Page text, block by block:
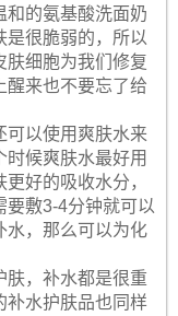
和的氨基酸洗面奶
是很脆弱的，所以
肤细胞为我们修复
醒来也不要忘了给
可以使用爽肤水来
候爽肤水最好用
好的吸收水分，
要敷3-4分钟就可以
水，那么可以为化
肤，补水都是很重
补水护肤品也同样